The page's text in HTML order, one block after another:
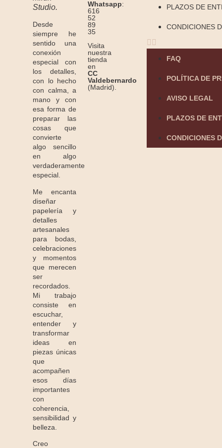
Studio.
Desde
siempre he
sentido una
conexión
especial con
los detalles,
con lo hecho
con calma, a
mano y con
esa forma de
preparar las
cosas que
convierte
algo sencillo
en algo
verdaderamente
especial.
Me encanta
diseñar
papelería y
detalles
artesanales
para bodas,
celebraciones
y momentos
que merecen
ser
recordados.
Mi trabajo
consiste en
escuchar,
entender y
transformar
ideas en
piezas únicas
que
acompañen
esos días
importantes
con
coherencia,
sensibilidad y
belleza.
Creo
Whatsapp:
616
52
89
35
Visita
nuestra
tienda
en
CC
Valdebernardo
(Madrid).
PLAZOS DE
CONDICIONES
FAQ
POLÍTICA DE
AVISO LEGAL
PLAZOS DE
CONDICIONES